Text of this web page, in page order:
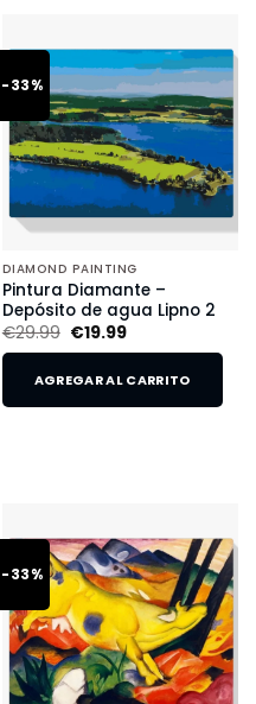
-33%
DIAMOND PAINTING
Pintura Diamante –
Depósito de agua Lipno 2
€29.99 €19.99
AGREGAR AL CARRITO
-33%